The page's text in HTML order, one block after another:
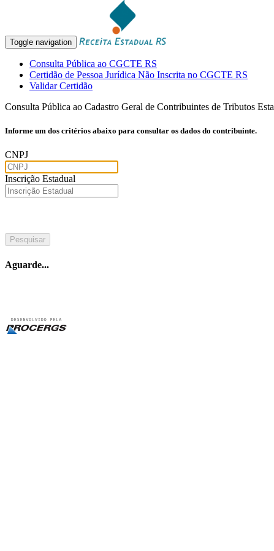
Toggle navigation
Consulta Pública ao CGCTE RS
Certidão de Pessoa Jurídica Não Inscrita no CGCTE RS
Validar Certidão
Consulta Pública ao Cadastro Geral de Contribuintes de Tributos
Informe um dos critérios abaixo para consultar os dados do contribuinte.
CNPJ
Inscrição Estadual
Aguarde...